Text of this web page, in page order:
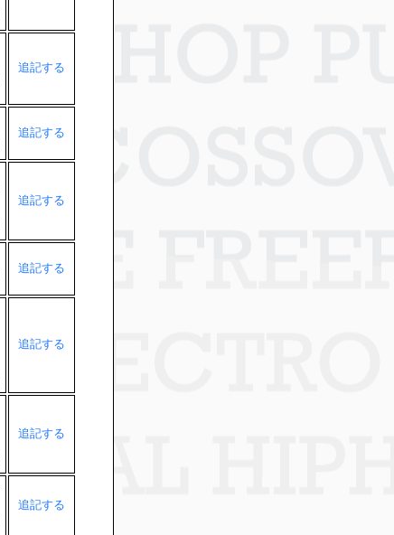
追記する
追記する
追記する
追記する
追記する
追記する
追記する